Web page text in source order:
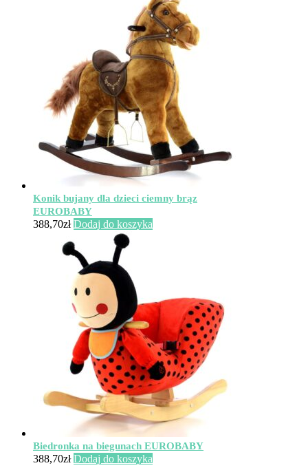
Konik bujany dla dzieci ciemny brąz
EUROBABY
388,70zł Dodaj do koszyka
Biedronka na biegunach EUROBABY
388,70zł Dodaj do koszyka